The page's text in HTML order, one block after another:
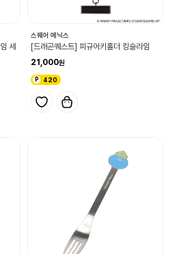
세
스퀘어 에닉스
[드래곤퀘스트] 피규어키홀더 킹슬라임
21,000
420